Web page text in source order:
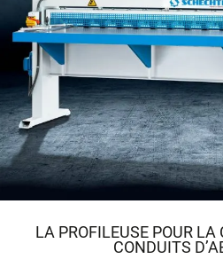
LA PROFILEUSE POUR
CONDUITS